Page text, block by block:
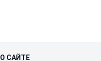
О САЙТЕ